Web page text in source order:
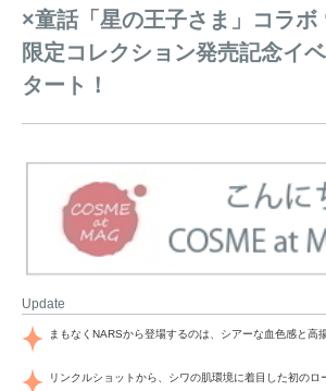
×童話「星の王子さま」コラボ
限定コレクション発売記念イ
タート！
Update